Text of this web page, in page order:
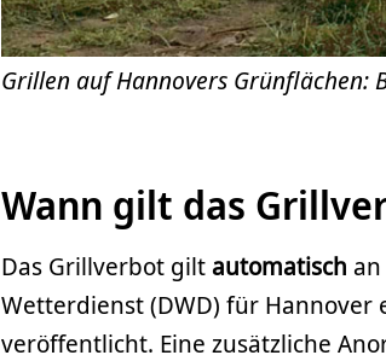
Grillen auf Hannovers Grünflächen:
Wann gilt das
Das Grillverbot giltautomatisch
Wetterdienst (DWD) für Hannover
veröffentlicht. Eine zusätzliche